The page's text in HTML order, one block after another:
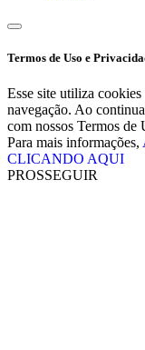
Termos de Uso e
Esse site utiliza
navegação. Ao
com nossos Termos de
Para mais informações,
CLICANDO AQUI
PROSSEGUIR